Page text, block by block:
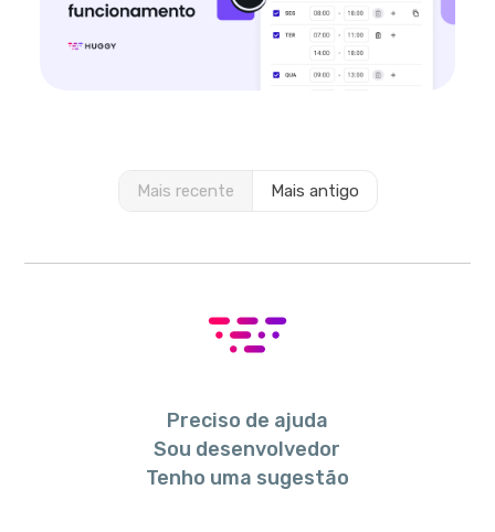
Mais recente Mais antigo
Preciso de ajuda
Sou desenvolvedor
Tenho uma sugestão